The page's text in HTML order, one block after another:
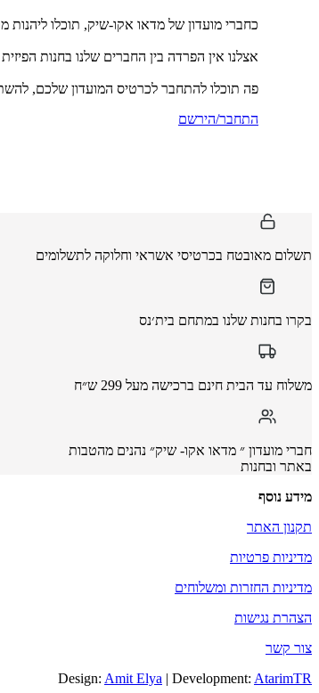
כחברי מועדון של מדאו אקו-שיק, תוכלו
אצלנו אין הפרדה בין החברים שלנו בחנות
פה תוכלו להתחבר לכרטיס המועדון שלכם,
התחבר/הירשם
תשלום מאובטח בכרטיסי אשראי וחלוקה לתשלומים
בקרו בחנות שלנו במתחם בית׳נס
משלוח עד הבית חינם ברכישה מעל 299 ש״ח
חברי מועדון ״ מדאו אקו- שיק״ נהנים מהטבות
באתר ובחנות
מידע נוסף
תקנון האתר
מדיניות פרטיות
מדיניות החזרות ומשלוחים
הצהרת נגישות
צור קשר
Design: Amit Elya | Development: AtarimTR